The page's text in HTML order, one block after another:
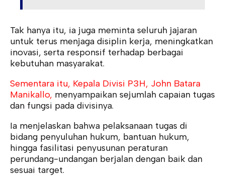
Tak hanya itu, ia juga meminta seluruh jajaran
untuk terus menjaga disiplin kerja, meningkatkan
inovasi, serta responsif terhadap berbagai
kebutuhan masyarakat.
Sementara itu, Kepala Divisi P3H, John Batara
Manikallo, menyampaikan sejumlah capaian tugas
dan fungsi pada divisinya.
Ia menjelaskan bahwa pelaksanaan tugas di
bidang penyuluhan hukum, bantuan hukum,
hingga fasilitasi penyusunan peraturan
perundang-undangan berjalan dengan baik dan
sesuai target.